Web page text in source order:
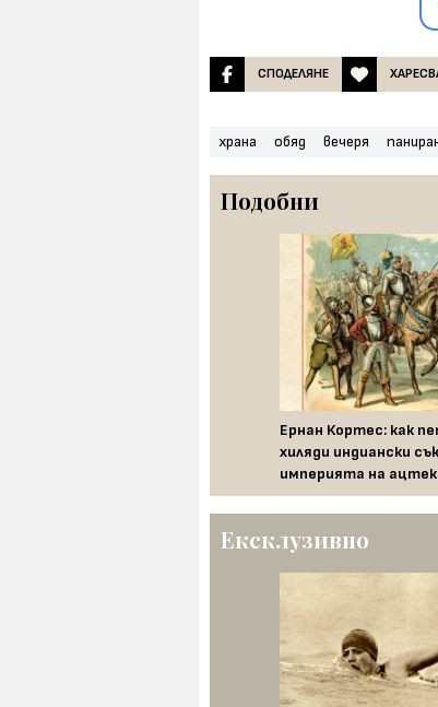
СПОДЕЛЯНЕ
храна обяд вечеря
Подобни
Ернан Кортес: как
хиляди индиански
империята на
Ексклузивно